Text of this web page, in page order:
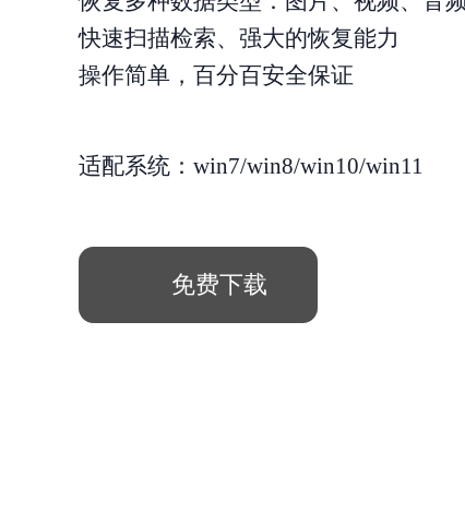
快速扫描检索、强大的恢复能力
操作简单，百分百安全保证
适配系统：win7/win8/win10/win11
免费下载